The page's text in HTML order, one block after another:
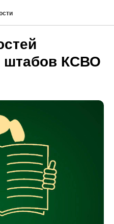
штабов КСВО